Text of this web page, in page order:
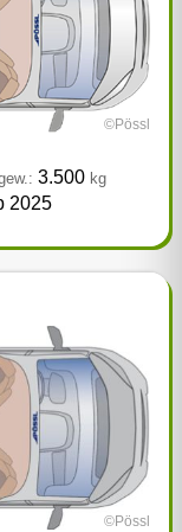
©Pössl
3.500kg
2025
©Pössl